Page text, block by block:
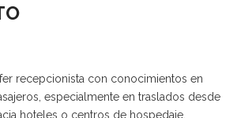
recepcionista con conocimientos en
especialmente en traslados desde
hoteles o centros de hospedaje.